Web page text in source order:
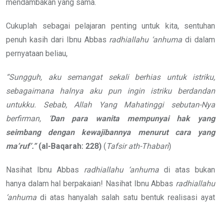
mendambakan yang sama.
Cukuplah sebagai pelajaran penting untuk kita, sentuhan
penuh kasih dari Ibnu Abbas radhiallahu ‘anhuma di dalam
pernyataan beliau,
“Sungguh, aku semangat sekali berhias untuk istriku,
sebagaimana halnya aku pun ingin istriku berdandan
untukku. Sebab, Allah Yang Mahatinggi sebutan-Nya
berfirman, ‘ Dan para wanita
mempunyai hak yang
seimbang
dengan kewajibannya menurut cara
yang
ma’ruf’.”(al-Baqarah: 228) ( Tafsir ath-Thabari)
Nasihat Ibnu Abbas radhiallahu ‘anhuma di atas bukan
hanya dalam hal berpakaian! Nasihat Ibnu Abbas radhiallahu
‘anhuma di atas hanyalah salah satu bentuk realisasi ayat